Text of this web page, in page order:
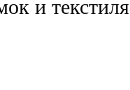
и текстиля